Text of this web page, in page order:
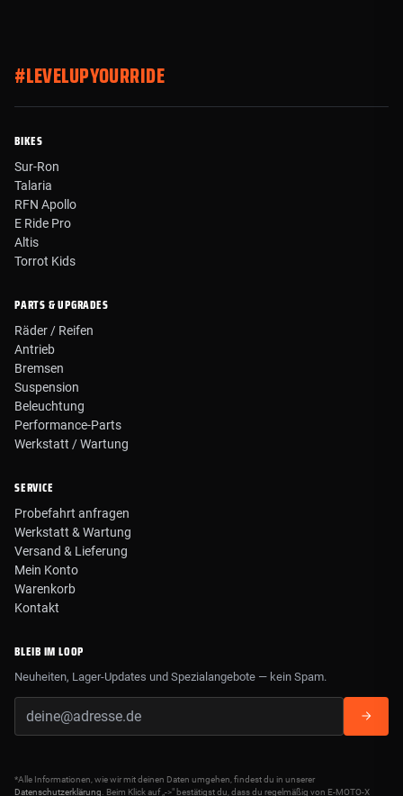
#LEVELUPYOURRIDE
BIKES
Sur-Ron
Talaria
RFN Apollo
E Ride Pro
Altis
Torrot Kids
PARTS & UPGRADES
Räder / Reifen
Antrieb
Bremsen
Suspension
Beleuchtung
Performance-Parts
Werkstatt / Wartung
SERVICE
Probefahrt anfragen
Werkstatt & Wartung
Versand & Lieferung
Mein Konto
Warenkorb
Kontakt
BLEIB IM LOOP
Neuheiten, Lager-Updates und Spezialangebote — kein Spam.
*Alle Informationen, wie wir mit deinen Daten umgehen, findest du in unserer
Datenschutzerklärung . Beim Klick auf „->" bestätigst du, dass du regelmäßig von E-MOTO-X